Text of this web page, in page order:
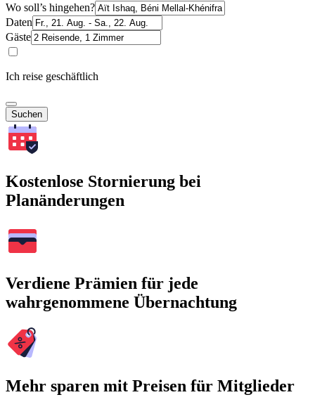
Wo soll’s hingehen?
Daten
Gäste
Ich reise geschäftlich
Suchen
Kostenlose Stornierung bei
Planänderungen
Verdiene Prämien für jede
wahrgenommene Übernachtung
Mehr sparen mit Preisen für Mitglieder